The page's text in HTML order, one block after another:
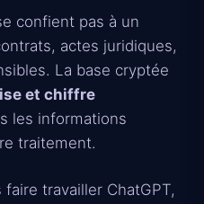
confient pas à un
actes juridiques,
La base cryptée
et chiffre
les informations
traitement.
travailler ChatGPT,